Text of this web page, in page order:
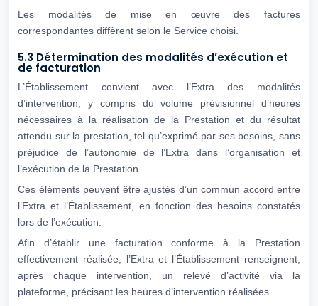
Les modalités de mise en œuvre des factures
correspondantes diffèrent selon le Service choisi.
5.3 Détermination des modalités d’exécution et
de facturation
L’Établissement convient avec l’Extra des modalités
d’intervention, y compris du volume prévisionnel d’heures
nécessaires à la réalisation de la Prestation et du résultat
attendu sur la prestation, tel qu’exprimé par ses besoins, sans
préjudice de l’autonomie de l’Extra dans l’organisation et
l’exécution de la Prestation.
Ces éléments peuvent être ajustés d’un commun accord entre
l’Extra et l’Établissement, en fonction des besoins constatés
lors de l’exécution.
Afin d’établir une facturation conforme à la Prestation
effectivement réalisée, l’Extra et l’Établissement renseignent,
après chaque intervention, un relevé d’activité via la
plateforme, précisant les heures d’intervention réalisées.